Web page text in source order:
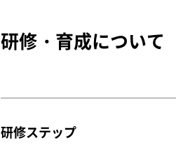
研修・育成について
研修ステップ